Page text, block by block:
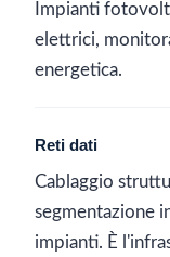
Impianti
elettrici,
energetica.
Reti dati
Cablaggio
segmentazione
impianti. È